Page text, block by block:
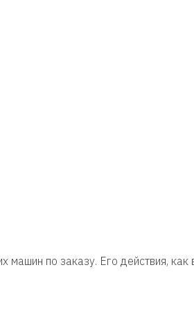
по заказу. Его действия, как